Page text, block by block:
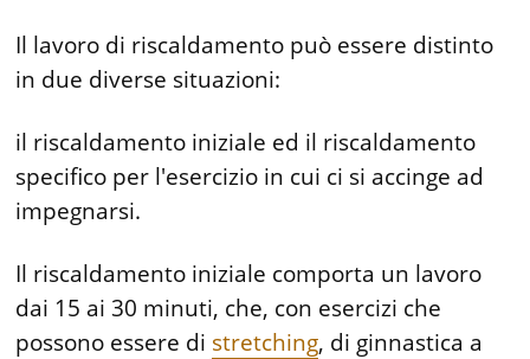
Il lavoro di riscaldamento può essere distinto
in due diverse situazioni:
il riscaldamento iniziale ed il riscaldamento
specifico per l'esercizio in cui ci si accinge ad
impegnarsi.
Il riscaldamento iniziale comporta un lavoro
dai 15 ai 30 minuti, che, con esercizi che
possono essere di stretching, di ginnastica a